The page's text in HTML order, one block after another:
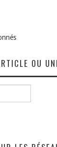
OU